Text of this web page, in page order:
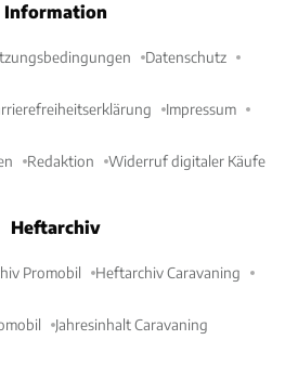
Information
Datenschutz
Impressum
Redaktion Widerruf digitaler Käufe
Heftarchiv
Promobil Heftarchiv Caravaning
Jahresinhalt Caravaning